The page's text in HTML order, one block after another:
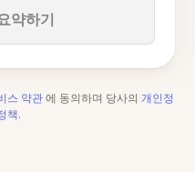
약하기
스 약관 에 동의하며 당사의 개인정
책.